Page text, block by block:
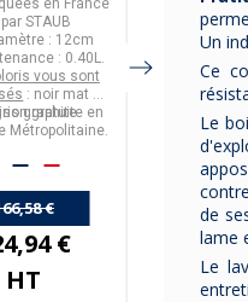
en France
par STAUB
: 12cm
: 0.40L.
vous sont
: noir mat ou
graphite
gratuite en
Métropolitaine.
€
€
HT
maniques/
fabriquées
- en
- parfaites
cocottes
Livraison
France
à partir
21,25
Un
Ce
Le
de
lame
Le